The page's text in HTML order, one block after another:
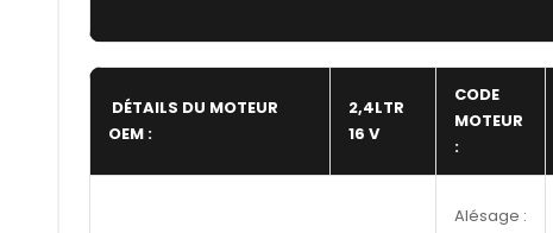
DÉTAILS DU MOTEUR
OEM :
2,4LTR
16 V
CODE
MOTEUR
:
Alésage :